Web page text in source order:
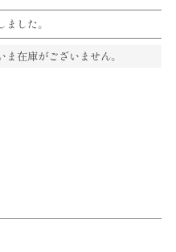
ました。
在庫がございません。